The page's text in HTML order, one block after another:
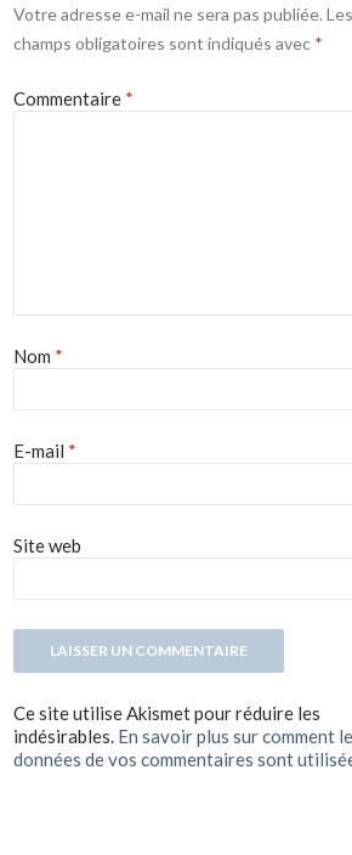
Votre adresse e-mail ne sera pas publiée. Les
champs obligatoires sont indiqués avec *
Commentaire *
Nom *
E-mail *
Site web
Ce site utilise Akismet pour réduire les
indésirables. En savoir plus sur comment
données de vos commentaires sont